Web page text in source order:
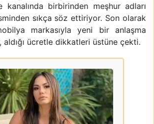
kanalında birbirinden meşhur adları
sıkça söz ettiriyor. Son olarak
markasıyla yeni bir anlaşma
aldığı ücretle dikkatleri üstüne çekti.